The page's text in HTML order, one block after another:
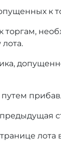
к
торгам,